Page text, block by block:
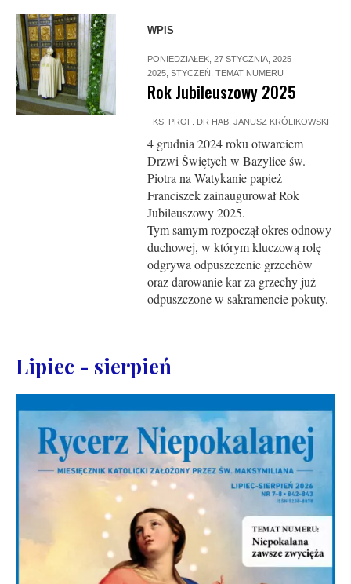
WPIS
PONIEDZIAŁEK, 27 STYCZNIA, 2025
2025 ,STYCZEŃ ,TEMAT NUMERU
Rok Jubileuszowy 2025
- KS. PROF. DR HAB. JANUSZ KRÓLIKOWSKI
4 grudnia 2024 roku otwarciem
Drzwi Świętych w Bazylice św.
Piotra na Watykanie papież
Franciszek zainaugurował Rok
Jubileuszowy 2025.
Tym samym rozpoczął okres odnowy
duchowej, w którym kluczową rolę
odgrywa odpuszczenie grzechów
oraz darowanie kar za grzechy już
odpuszczone w sakramencie pokuty.
Lipiec - sierpień